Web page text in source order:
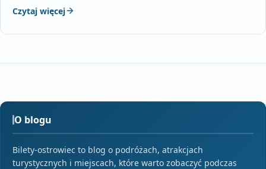
Czytaj więcej
O blogu
Bilety-ostrowiec to blog o podróżach, atrakcjach
turystycznych i miejscach, które warto zobaczyć podczas